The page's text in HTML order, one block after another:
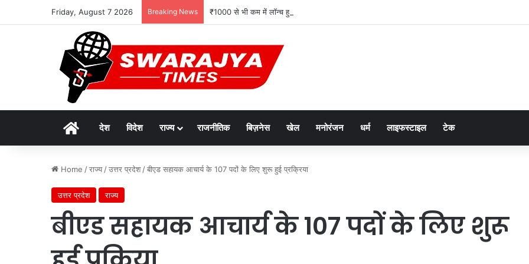
Friday, August 7 2026 Breaking News ₹1000 से भी कम में लॉन्च हुआ नया फोन, Type-C चार्जिंग और Wireless FM जैसे दमदार फीचर्स
Homeदेश विदेश राज्य राजनीतिक बिज़नेस खेल मनोरंजन धर्म लाइफस्टाइल टेक
Home /राज्य /उत्तर प्रदेश /बीएड सहायक आचार्य के 107 पदों के लिए शुरू हुई प्रक्रिया
उत्तर प्रदेश राज्य
बीएड सहायक आचार्य के 107 पदों के लिए शुरू